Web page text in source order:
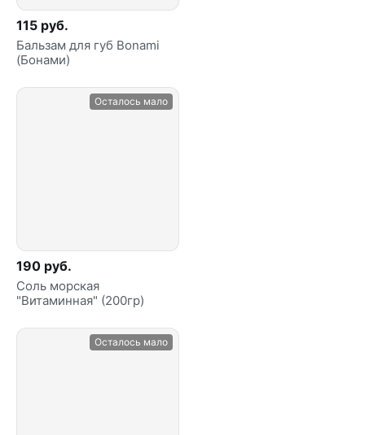
115 руб.
Бальзам для губ Bonami
(Бонами)
Осталось мало
190 руб.
Соль морская
"Витаминная" (200гр)
Осталось мало